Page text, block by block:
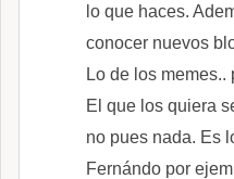
lo que haces.
conocer nuevos
Lo de los
El que los quiera
no pues nada. Es
Fernándo por